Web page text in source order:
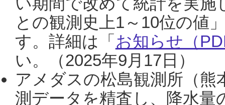
との観測史上1～10位の値
す。詳細は「 お知らせ（
い。（2025年9月17日）
アメダスの松島観測所（熊
測データを精査し、降水